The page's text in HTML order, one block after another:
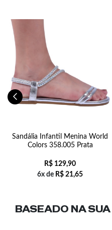
Sandália Infantil Menina World
Colors 358.005 Prata
R$ 129,90
6x de R$ 21,65
BASEADO NA SUA